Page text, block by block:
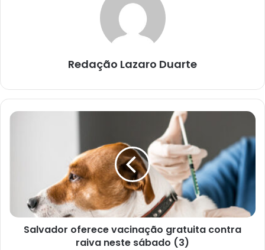
Redação Lazaro Duarte
Salvador
sábado
(3)
Salvador oferece vacinação gratuita contra
raiva neste sábado (3)